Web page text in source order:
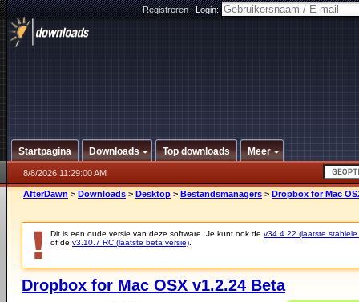
Registreren|Login:
Startpagina Downloads Top downloads Meer
8/8/2026 11:29:00 AM
AfterDawn > Downloads > Desktop > Bestandsmanagers > Dropbox for Mac
Dit is een oude versie van deze software. Je kunt ook de v34.4.22 (laatste stabiele
of de v3.10.7 RC (laatste beta versie)
Dropbox for Mac OSX v1.2.24 Beta